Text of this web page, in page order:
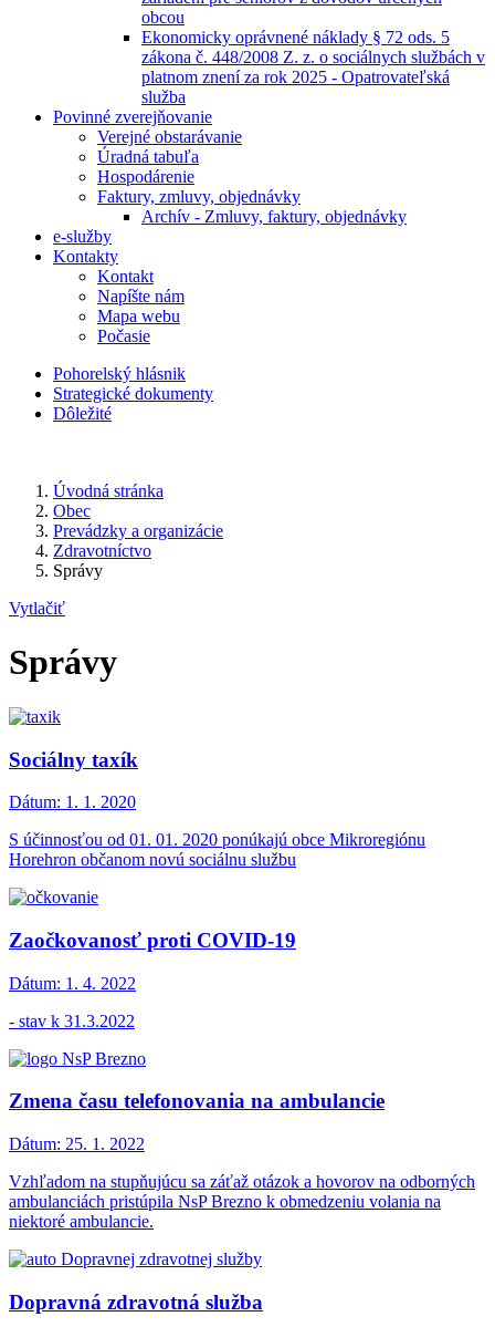
obcou
Ekonomicky oprávnené náklady § 72 ods. 5
zákona č. 448/2008 Z. z. o sociálnych službách v
platnom znení za rok 2025 - Opatrovateľská
služba
Povinné zverejňovanie
Verejné obstarávanie
Úradná tabuľa
Hospodárenie
Faktury, zmluvy, objednávky
Archív - Zmluvy, faktury, objednávky
e-služby
Kontakty
Kontakt
Napíšte nám
Mapa webu
Počasie
Pohorelský hlásnik
Strategické dokumenty
Dôležité
Úvodná stránka
Obec
Prevádzky a organizácie
Zdravotníctvo
Správy
Vytlačiť
Správy
Sociálny taxík
Dátum: 1. 1. 2020
S účinnosťou od 01. 01. 2020 ponúkajú obce Mikroregiónu
Horehron občanom novú sociálnu službu
Zaočkovanosť proti COVID-19
Dátum: 1. 4. 2022
- stav k 31.3.2022
Zmena času telefonovania na ambulancie
Dátum: 25. 1. 2022
Vzhľadom na stupňujúcu sa záťaž otázok a hovorov na odborných
ambulanciách pristúpila NsP Brezno k obmedzeniu volania na
niektoré ambulancie.
Dopravná zdravotná služba